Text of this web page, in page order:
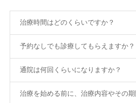
治療時間はどのくらいですか？
予約なしでも診療してもらえますか？
通院は何回くらいになりますか？
治療を始める前に、治療内容やその